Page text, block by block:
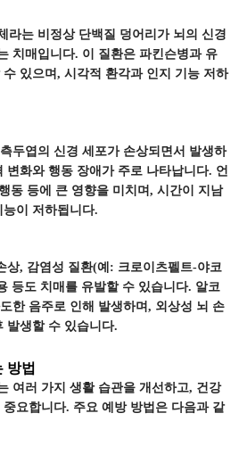
라는 비정상 단백질 덩어리가 뇌의 신경
치매입니다. 이 질환은 파킨슨병과 유
있으며, 시각적 환각과 인지 기능 저하
두엽의 신경 세포가 손상되면서 발생하
변화와 행동 장애가 주로 나타납니다. 언
동 등에 큰 영향을 미치며, 시간이 지남
이 저하됩니다.
상, 감염성 질환(예: 크로이츠펠트-야코
등도 치매를 유발할 수 있습니다. 알코
한 음주로 인해 발생하며, 외상성 뇌 손
발생할 수 있습니다.
방법
여러 가지 생활 습관을 개선하고, 건강
요합니다. 주요 예방 방법은 다음과 같